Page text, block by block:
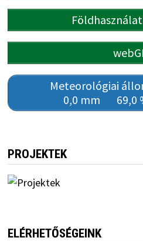
Meteorológiai
0,0 mm
PROJEKTEK
ELÉRHETŐSÉGEINK